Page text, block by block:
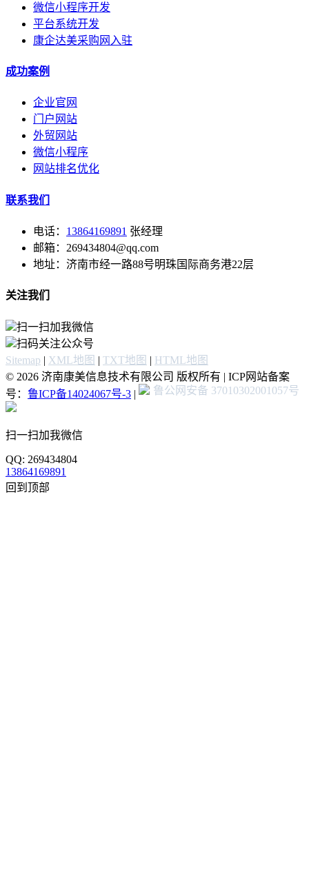
微信小程序开发
平台系统开发
康企达美采购网入驻
成功案例
企业官网
门户网站
外贸网站
微信小程序
网站排名优化
联系我们
电话： 13864169891 张经理
邮箱：269434804@qq.com
地址：济南市经一路88号明珠国际商务港22层
关注我们
扫一扫加我微信
扫码关注公众号
Sitemap | XML地图 | TXT地图 | HTML地图
© 2026 济南康美信息技术有限公司 版权所有 | ICP网站备案
号： 鲁ICP备14024067号-3 | 鲁公网安备 37010302001057号
扫一扫加我微信
QQ: 269434804
13864169891
回到顶部